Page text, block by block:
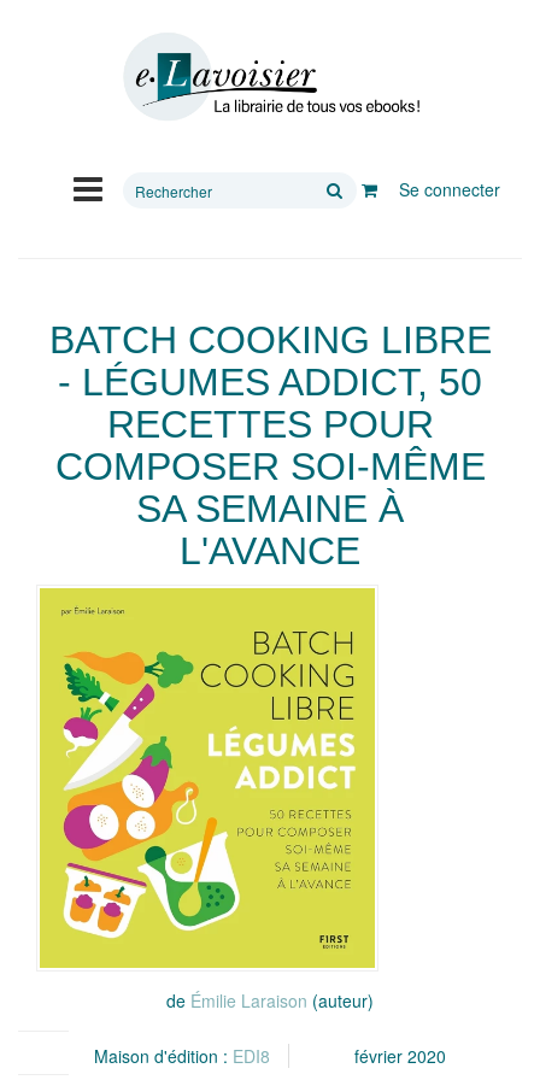
Rechercher
Se connecter
BATCH COOKING LIBRE
- LÉGUMES ADDICT, 50
RECETTES POUR
COMPOSER SOI-MÊME
SA SEMAINE À
L'AVANCE
de Émilie Laraison (auteur)
Maison d'édition : EDI8 février 2020